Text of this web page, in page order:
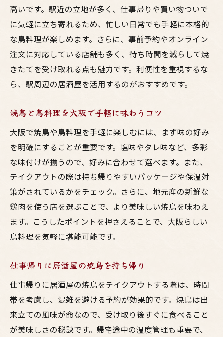
高いです。駅近の立地が多く、仕事帰りや買い物ついで
に気軽に立ち寄れるため、忙しい日常でも手軽に本格的
な鳥料理が楽しめます。さらに、事前予約やオンライン
注文に対応している店舗も多く、待ち時間を減らして焼
きたてを受け取れる点も魅力です。利便性を重視するな
ら、駅周辺の居酒屋を活用するのがおすすめです。
焼鳥と鳥料理を大阪で手軽に味わうコツ
大阪で焼鳥や鳥料理を手軽に楽しむには、まず味の好み
を明確にすることが重要です。塩味やタレ味など、多彩
な味付けが揃うので、好みに合わせて選べます。また、
テイクアウトの際は持ち帰りやすいパッケージや保温対
策がされているかをチェック。さらに、地元産の新鮮な
鶏肉を使う店を選ぶことで、より美味しい焼鳥を味わえ
ます。こうしたポイントを押さえることで、大阪らしい
鳥料理を気軽に堪能可能です。
仕事帰りに居酒屋の焼鳥を持ち帰り
仕事帰りに居酒屋の焼鳥をテイクアウトする際は、時間
帯を考慮し、混雑を避ける予約が効果的です。焼鳥は出
来立ての風味が命なので、受け取り後すぐに食べること
が美味しさの秘訣です。帰宅途中の温度管理も重要で、